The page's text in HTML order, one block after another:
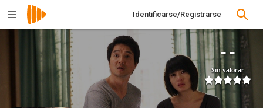
Identificarse/Registrarse
--
Sin valorar